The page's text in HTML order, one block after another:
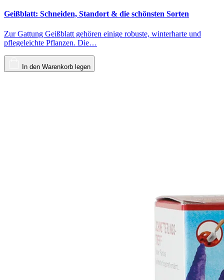
Geißblatt: Schneiden, Standort & die schönsten Sorten
Zur Gattung Geißblatt gehören einige robuste, winterharte und
pflegeleichte Pflanzen. Die…
In den Warenkorb legen